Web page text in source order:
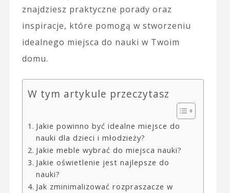
znajdziesz praktyczne porady oraz
inspiracje, które pomogą w stworzeniu
idealnego miejsca do nauki w Twoim
domu.
W tym artykule przeczytasz
Jakie powinno być idealne miejsce do
nauki dla dzieci i młodzieży?
Jakie meble wybrać do miejsca nauki?
Jakie oświetlenie jest najlepsze do
nauki?
Jak zminimalizować rozpraszacze w